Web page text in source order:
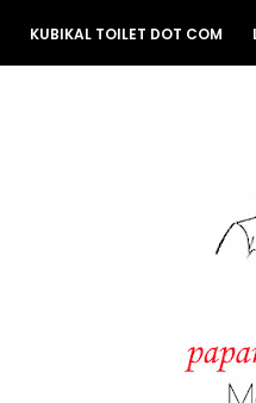
KUBIKAL TOILET DOT COM